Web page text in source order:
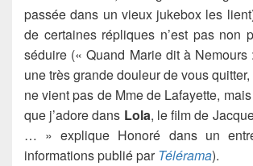
passée dans un vieux jukebox les
de certaines répliques n’est pas non
séduire (« Quand Marie dit à Nemours
une très grande douleur de vous
ne vient pas de Mme de Lafayette,
que j’adore dans Lola, le film de
… » explique Honoré dans un
informations publié par Télérama).